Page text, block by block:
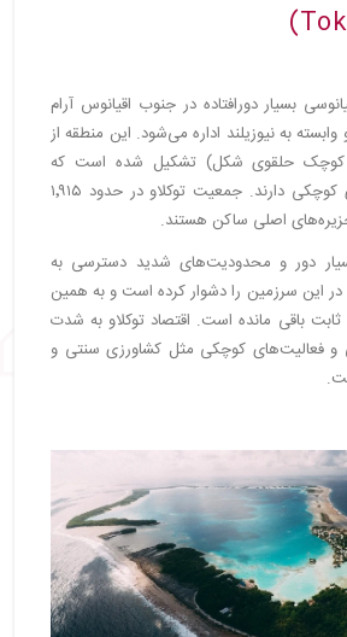
بسیار دورافتاده در جنوب اقیانوس آرام
به نیوزیلند اداره می‌شود. این منطقه از
کوچک حلقوی شکل) تشکیل شده است که
هرکدام محیط و فضای کوچکی دارند. جمعیت توکلاو در حدود ۱٬۹۱۵
اصلی ساکن هستند.
دور و محدودیت‌های شدید دسترسی به
در این سرزمین را دشوار کرده است و به همین
باقی مانده است. اقتصاد توکلاو به شدت
و فعالیت‌های کوچکی مثل کشاورزی سنتی و